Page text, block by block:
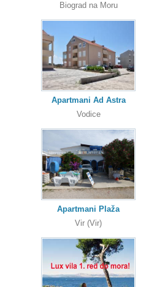
Biograd na Moru
Apartmani Ad Astra
Vodice
Apartmani Plaža
Vir (Vir)